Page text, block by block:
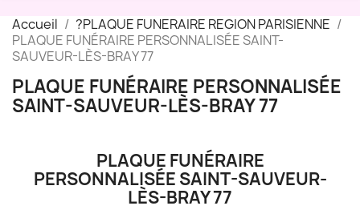
Accueil
?PLAQUE FUNERAIRE REGION PARISIENNE
PLAQUE FUNÉRAIRE PERSONNALISÉE SAINT-
SAUVEUR-LÈS-BRAY 77
PLAQUE FUNÉRAIRE PERSONNALISÉE
SAINT-SAUVEUR-LÈS-BRAY 77
PLAQUE FUNÉRAIRE
PERSONNALISÉE SAINT-SAUVEUR-
LÈS-BRAY 77